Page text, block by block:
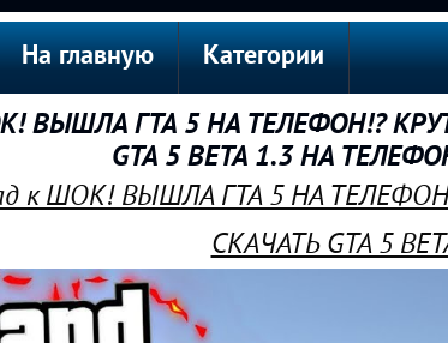
На главную Категории
ВЫШЛА ГТА 5 НА ТЕЛЕФОН!?
GTA 5 BETA 1.3 НА
к ШОК! ВЫШЛА ГТА 5 НА
СКАЧАТЬ GTA 5